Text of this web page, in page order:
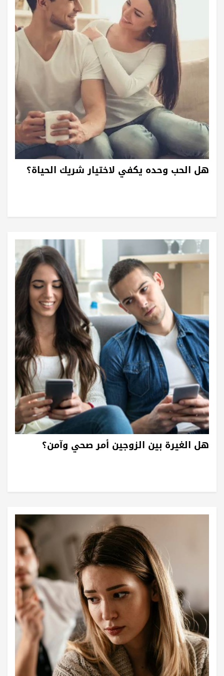
هل الحب وحده يكفي لاختيار شريك الحياة؟
هل الغيرة بين الزوجين أمر صحي وآمن؟